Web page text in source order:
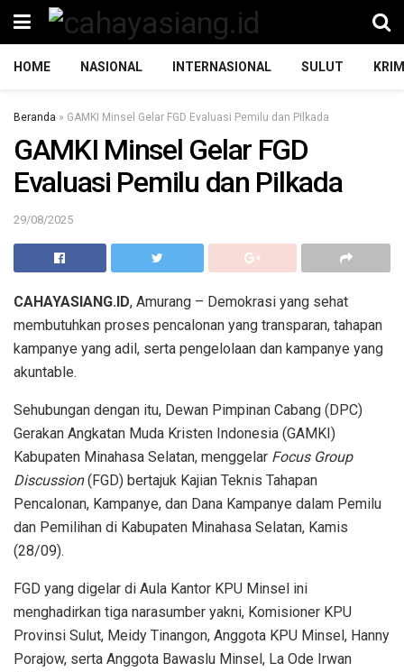
HOME NASIONAL INTERNASIONAL SULUT
Beranda » GAMKI Minsel Gelar FGD Evaluasi Pemilu dan Pilkada
GAMKI Minsel Gelar FGD
Evaluasi Pemilu dan Pilkada
29/08/2025
CAHAYASIANG.ID, Amurang – Demokrasi yang sehat
membutuhkan proses pencalonan yang transparan, tahapan
kampanye yang adil, serta pengelolaan dan kampanye yang
akuntable.
Sehubungan dengan itu, Dewan Pimpinan Cabang (DPC)
Gerakan Angkatan Muda Kristen Indonesia (GAMKI)
Kabupaten Minahasa Selatan, menggelar Focus Group
Discussion(FGD) bertajuk Kajian Teknis Tahapan
Pencalonan, Kampanye, dan Dana Kampanye dalam Pemilu
dan Pemilihan di Kabupaten Minahasa Selatan, Kamis
(28/09).
FGD yang digelar di Aula Kantor KPU Minsel ini
menghadirkan tiga narasumber yakni, Komisioner KPU
Provinsi Sulut, Meidy Tinangon, Anggota KPU Minsel, Hanny
Porajow, serta Anggota Bawaslu Minsel, La Ode Irwan